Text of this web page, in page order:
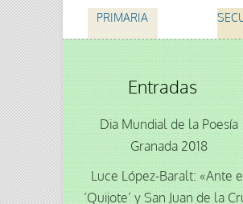
PRIMARIA
Entradas
Dia Mundial de la Poesía
Granada 2018
Luce López-Baralt: «Ante
‘Quijote’ y San Juan de la